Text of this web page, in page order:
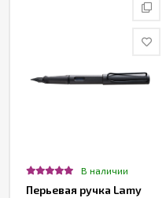
В наличии
Перьевая ручка Lamy